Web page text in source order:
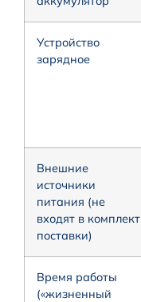
Устройство
зарядное
Внешние
источники
питания (не
входят в комплект
поставки)
Время работы
(«жизненный